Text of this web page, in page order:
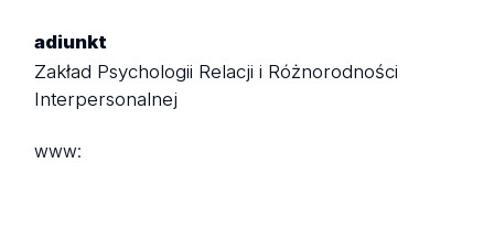
adiunkt
Zakład Psychologii Relacji i Różnorodności
Interpersonalnej
www: